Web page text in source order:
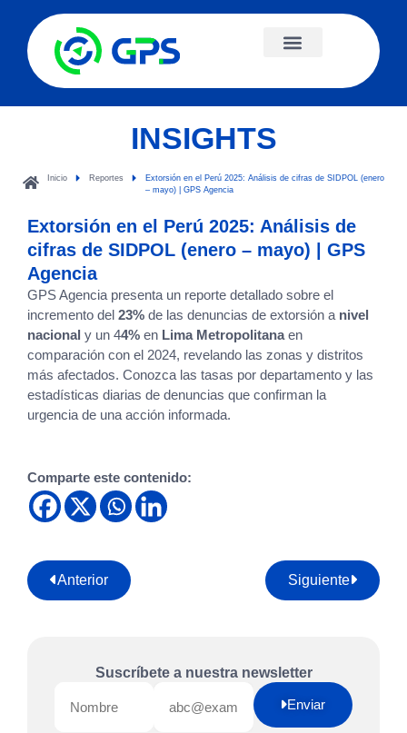
INSIGHTS
Inicio Reportes
Extorsión en el Perú 2025: Análisis de cifras de SIDPOL (enero
– mayo) | GPS Agencia
Extorsión en el Perú 2025: Análisis de
cifras de SIDPOL (enero – mayo) | GPS
Agencia
GPS Agencia presenta un reporte detallado sobre el
incremento del 23% de las denuncias de extorsión a nivel
nacional y un 44% en Lima Metropolitanaen
comparación con el 2024, revelando las zonas y distritos
más afectados. Conozca las tasas por departamento y las
estadísticas diarias de denuncias que confirman la
urgencia de una acción informada.
Comparte este contenido:
Anterior Siguiente
Suscríbete a nuestra newsletter
Enviar